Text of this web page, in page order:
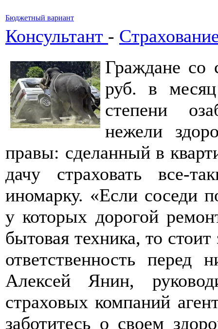
Бюджетный вариант
Консультант -
Граждане со
руб. в
степени
нежели
правы: сделанный в
дачу страховать все-
иномарку. «Если соседи
у которых дорогой
бытовая техника, то
ответственность перед
Алексей Янин,
страховых компаний
заботитесь о своем